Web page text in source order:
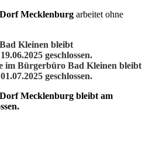
Mecklenburg arbeitet ohne
Kleinen bleibt
geschlossen.
im Bürgerbüro Bad Kleinen bleibt
geschlossen.
Mecklenburg bleibt am